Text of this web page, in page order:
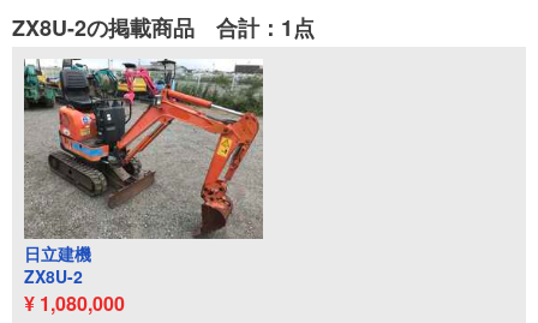
ZX8U-2の掲載商品 合計：1点
日立建機
ZX8U-2
¥ 1,080,000